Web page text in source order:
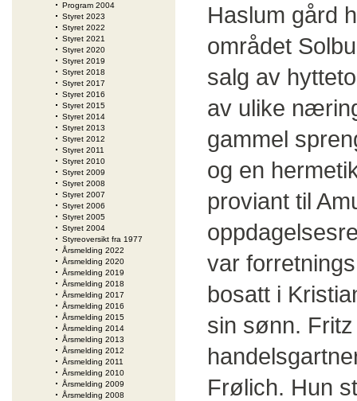
Program 2004
Styret 2023
Styret 2022
Styret 2021
Styret 2020
Styret 2019
Styret 2018
Styret 2017
Styret 2016
Styret 2015
Styret 2014
Styret 2013
Styret 2012
Styret 2011
Styret 2010
Styret 2009
Styret 2008
Styret 2007
Styret 2006
Styret 2005
Styret 2004
Styreoversikt fra 1977
Årsmelding 2022
Årsmelding 2020
Årsmelding 2019
Årsmelding 2018
Årsmelding 2017
Årsmelding 2016
Årsmelding 2015
Årsmelding 2014
Årsmelding 2013
Årsmelding 2012
Årsmelding 2011
Årsmelding 2010
Årsmelding 2009
Årsmelding 2008
Haslum gård
området
salg av
av ulike
gammel
og en
proviant til
var
bosatt i
sin sønn.
Frølich. Hun